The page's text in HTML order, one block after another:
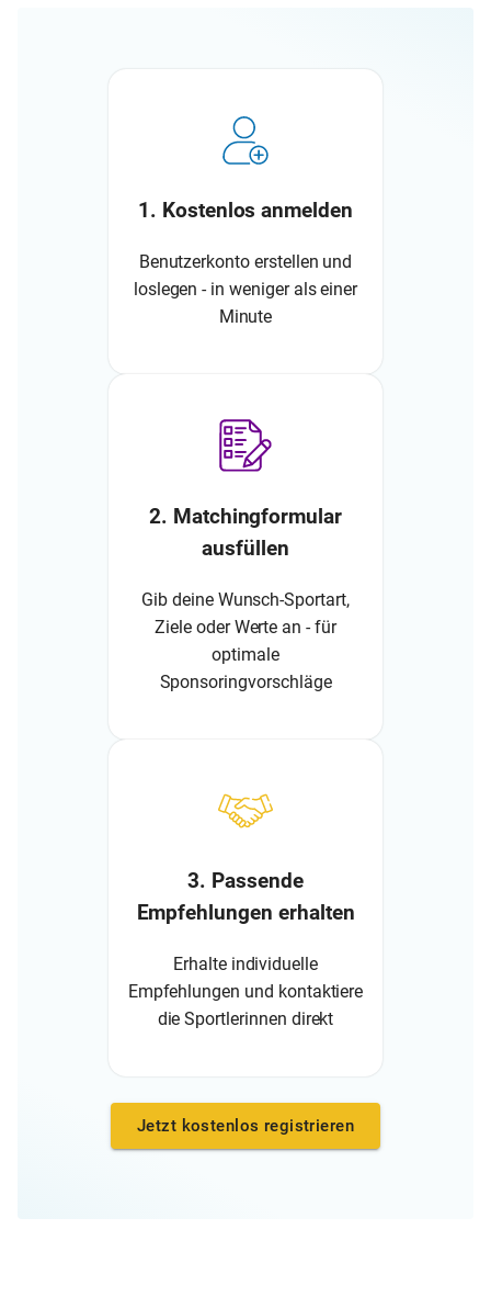
1. Kostenlos anmelden
Benutzerkonto erstellen und
loslegen - in weniger als einer
Minute
2. Matchingformular
ausfüllen
Gib deine Wunsch-Sportart,
Ziele oder Werte an - für
optimale
Sponsoringvorschläge
3. Passende
Empfehlungen erhalten
Erhalte individuelle
Empfehlungen und kontaktiere
die Sportlerinnen direkt
Jetzt kostenlos registrieren